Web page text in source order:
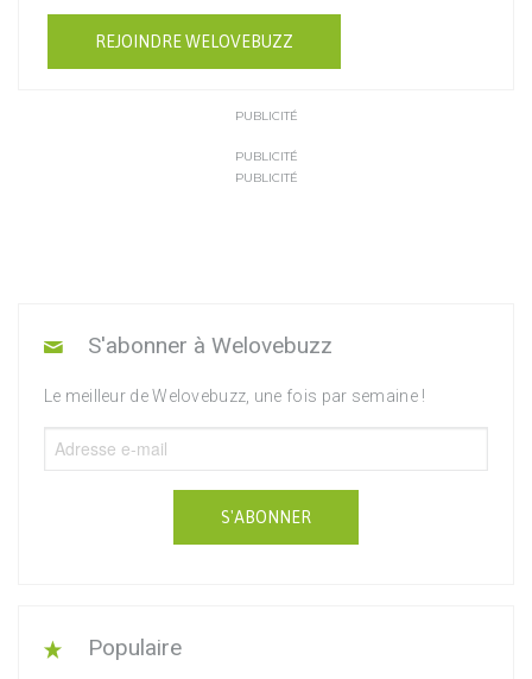
REJOINDRE WELOVEBUZZ
PUBLICITÉ
PUBLICITÉ
PUBLICITÉ
S'abonner à Welovebuzz
Le meilleur de Welovebuzz, une fois par semaine !
S'ABONNER
Populaire